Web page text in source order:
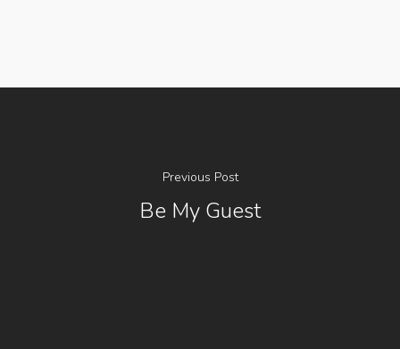
Previous Post
Be My Guest